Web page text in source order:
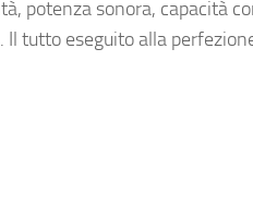
potenza sonora, capacità
Il tutto eseguito alla